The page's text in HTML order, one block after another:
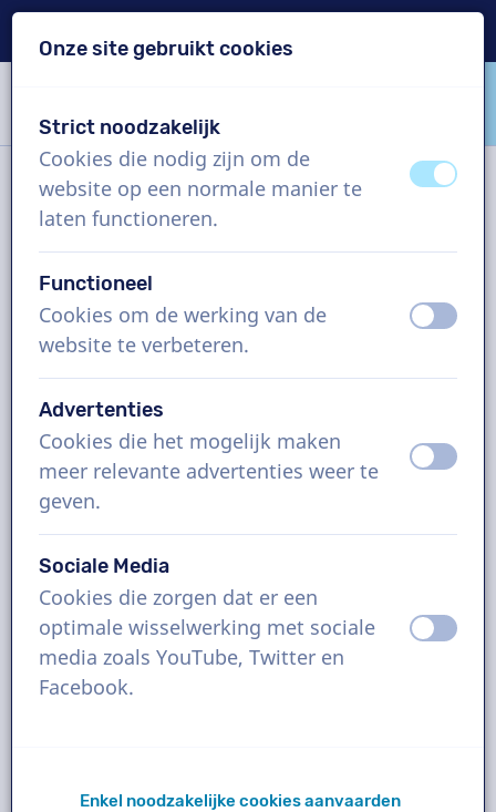
VoiceProductions
Contact
VoiceProductions
Gaston Crommenlaan 8
9050 Gent
support@voiceproductions.com
1 (855) 999-9119
Gelieve dit veld niet in te vullen
Vragen staat vrij!
Contacteer ons voor een vrijblijvende
proefopname, offerte, vragen over onze
werkwijze, complexe projecten of bestel
meteen!
Onze site gebruikt cookies
Strict noodzakelijk
Cookies die nodig zijn om de
website op een normale manier te
laten functioneren.
uitaan
Functioneel
Cookies om de werking van de
website te verbeteren.
uit aan
Advertenties
Cookies die het mogelijk maken
meer relevante advertenties weer te
geven.
uit aan
Sociale Media
Cookies die zorgen dat er een
optimale wisselwerking met sociale
media zoals YouTube, Twitter en
Facebook.
uit aan
Enkel noodzakelijke cookies aanvaarden